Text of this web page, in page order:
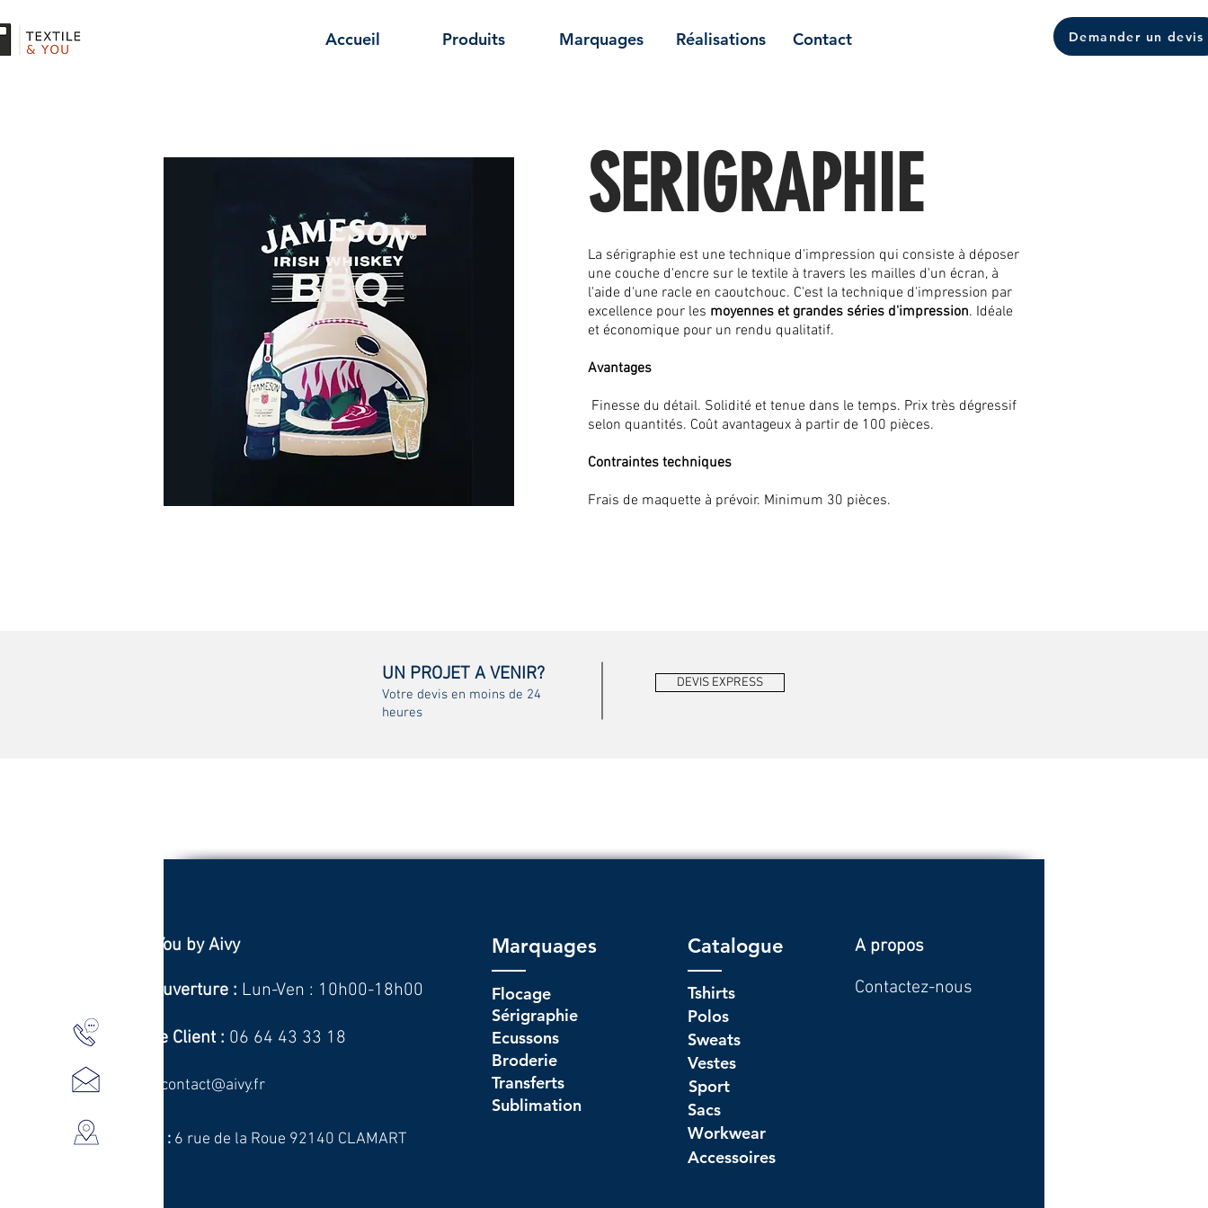
Accueil Produits Marquages Réalisations Contact Demander un devis
SERIGRAPHIE
La sérigraphie est une technique d'impression qui consiste à déposer
une couche d'encre sur le textile à travers les mailles d'un écran, à
l'aide d'une racle en caoutchouc. C'est la technique d'impression par
excellence pour les moyennes et grandes séries d'impression. Idéale
et économique pour un rendu qualitatif.
Avantages
Finesse du détail. Solidité et tenue dans le temps. Prix très dégressif
selon quantités. Coût avantageux à partir de 100 pièces.
Contraintes techniques
Frais de maquette à prévoir. Minimum 30 pièces.
UN PROJET A VENIR?
Votre devis en moins de 24
heures
DEVIS EXPRESS
Textile and You by Aivy
contact@aivy.fr
Horaires d'ouverture : Lun-Ven : 10h00-18h00
Service Client : 06 64 43 33 18
Bureau : 6 rue de la Roue 92140 CLAMART
Marquages
Flocage
Sérigraphie
Ecussons
Broderie
Transferts
Sublimation
Catalogue
Tshirts
Polos
Sweats
Vestes
Sport
Sacs
Workwear
Accessoires
A propos
Contactez-nous